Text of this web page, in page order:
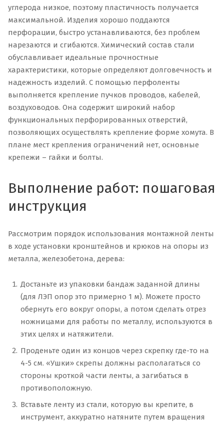
углерода низкое, поэтому пластичность получается
максимальной. Изделия хорошо поддаются
перфорации, быстро устанавливаются, без проблем
нарезаются и сгибаются. Химический состав стали
обуславливает идеальные прочностные
характеристики, которые определяют долговечность и
надежность изделий. С помощью перфоленты
выполняется крепление пучков проводов, кабелей,
воздуховодов. Она содержит широкий набор
функциональных перфорированных отверстий,
позволяющих осуществлять крепление форме хомута. В
плане мест крепления ограничений нет, основные
крепежи – гайки и болты.
Выполнение работ: пошаговая
инструкция
Рассмотрим порядок использования монтажной ленты
в ходе установки кронштейнов и крюков на опоры из
металла, железобетона, дерева:
Достаньте из упаковки бандаж заданной длины
(для ЛЭП опор это примерно 1 м). Можете просто
обернуть его вокруг опоры, а потом сделать отрез
ножницами для работы по металлу, используются в
этих целях и натяжители.
Проденьте один из концов через скрепку где-то на
4-5 см. «Ушки» скрепы должны располагаться со
стороны кроткой части ленты, а загибаться в
противоположную.
Вставьте ленту из стали, которую вы крепите, в
инструмент, аккуратно натяните путем вращения